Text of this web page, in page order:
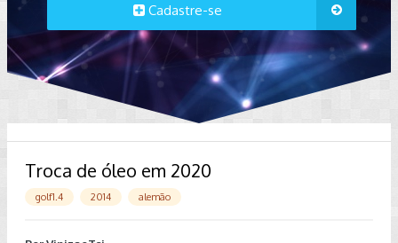
Cadastre-se
Troca de óleo em 2020
golf1.4 2014 alemão